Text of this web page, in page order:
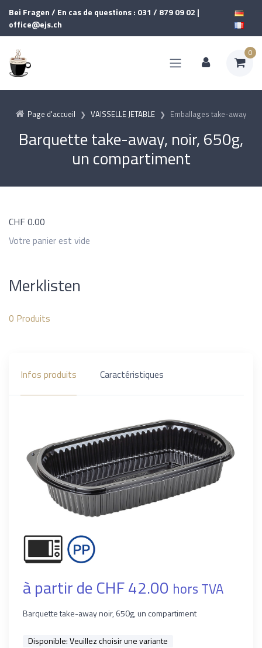
Bei Fragen / En cas de questions : 031 / 879 09 02 |
office@ejs.ch
0
Page d'accueil VAISSELLE JETABLE Emballages take-away
Barquette take-away, noir, 650g,
un compartiment
CHF0.00
Votre panier est vide
Merklisten
0 Produits
Infos produits Caractéristiques
à partir de CHF 42.00 hors TVA
Barquette take-away noir, 650g, un compartiment
Disponible:Veuillez choisir une variante